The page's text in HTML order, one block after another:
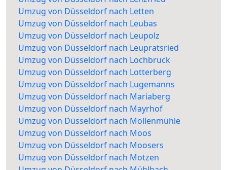
Umzug von Düsseldorf nach Letten
Umzug von Düsseldorf nach Leubas
Umzug von Düsseldorf nach Leupolz
Umzug von Düsseldorf nach Leupratsried
Umzug von Düsseldorf nach Lochbruck
Umzug von Düsseldorf nach Lotterberg
Umzug von Düsseldorf nach Lugemanns
Umzug von Düsseldorf nach Mariaberg
Umzug von Düsseldorf nach Mayrhof
Umzug von Düsseldorf nach Mollenmühle
Umzug von Düsseldorf nach Moos
Umzug von Düsseldorf nach Moosers
Umzug von Düsseldorf nach Motzen